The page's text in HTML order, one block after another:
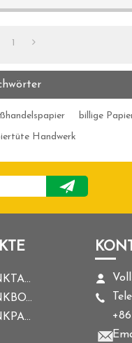
1
billige
Handwerk
GESCHENKTASCHE
GESCHENKBOX
GESCHENKPAPIER